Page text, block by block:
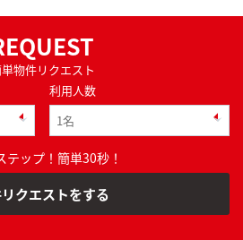
物件リクエスト
利用人数
テップ！簡単30秒！
クエストをする